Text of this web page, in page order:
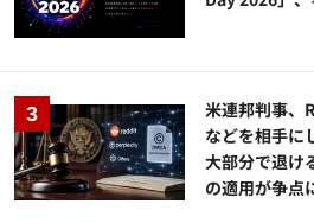
米連邦判事
などを相手に
大部分で退
の適用が争点